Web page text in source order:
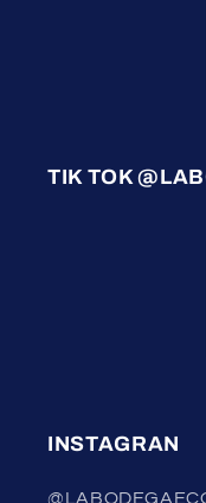
TIK TOK
INSTAGRAN